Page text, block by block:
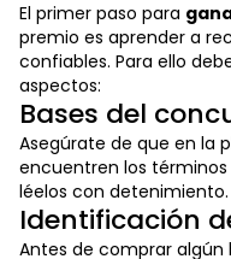
El primer paso para
premio es aprender a
confiables. Para ello
aspectos:
Bases del
Asegúrate de que en la
encuentren los
léelos con detenimiento.
Identificación
Antes de comprar